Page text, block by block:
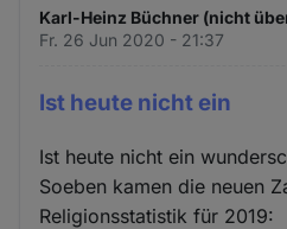
Karl-Heinz Büchner (nicht
Fr. 26 Jun 2020 - 21:37
Ist heute nicht ein
Ist heute nicht ein
Soeben kamen die neuen
Religionsstatistik für 2019: